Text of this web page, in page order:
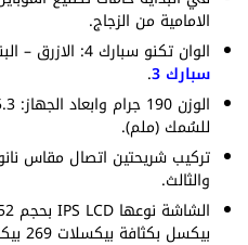
الامامية من الزجاج.
الوان تكنو سبارك 4: الازرق – البنفسج. هذا الهاتف هو خليفة
سبارك 3 .
للسُمك (ملم).
تركيب شريحتين اتصال مقاس
والثالث.
بيكسل بكثافة بيكسلات 269 بيكسل لكل بوصة.